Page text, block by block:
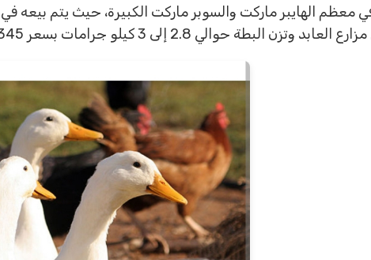
في معظم الهايبر ماركت والسوبر ماركت الكبيرة، حيث يتم
البطة حوالي 2.8 إلى 3 كيلو جرامات بسعر 345 جنيه.